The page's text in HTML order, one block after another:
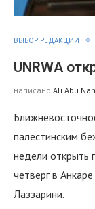
ВЫБОР РЕДАКЦИИ
UNRWA
написано Ali Abu
палестинским
недели открыть
четверг в
Лаззарини.